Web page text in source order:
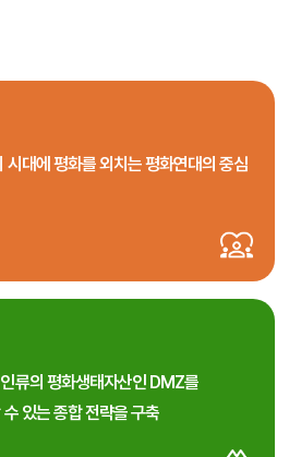
대에 평화를 외치는 평화연대의 중심
류의 평화생태자산인 DMZ를
있는 종합 전략을 구축